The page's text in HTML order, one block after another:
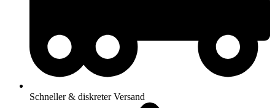
Schneller & diskreter Versand